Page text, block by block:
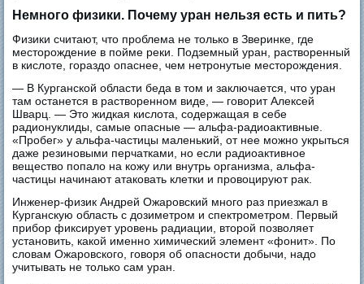
Немного физики. Почему уран нельзя есть и пить?
Физики считают, что проблема не только в Зверинке, где
месторождение в пойме реки. Подземный уран, растворенный
в кислоте, гораздо опаснее, чем нетронутые месторождения.
— В Курганской области беда в том и заключается, что уран
там останется в растворенном виде, — говорит Алексей
Шварц. — Это жидкая кислота, содержащая в себе
радионуклиды, самые опасные — альфа-радиоактивные.
«Пробег» у альфа-частицы маленький, от нее можно укрыться
даже резиновыми перчатками, но если радиоактивное
вещество попало на кожу или внутрь организма, альфа-
частицы начинают атаковать клетки и провоцируют рак.
Инженер-физик Андрей Ожаровский много раз приезжал в
Курганскую область с дозиметром и спектрометром. Первый
прибор фиксирует уровень радиации, второй позволяет
установить, какой именно химический элемент «фонит». По
словам Ожаровского, говоря об опасности добычи, надо
учитывать не только сам уран.